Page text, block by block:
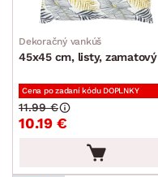
Dekoračný vankúš
45x45 cm, listy, zamatový
Cena po zadaní kódu DOPLNKY
10.19 €
11.99 €